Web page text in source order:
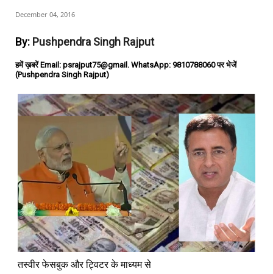
December 04, 2016
By: Pushpendra Singh Rajput
हमें ख़बरें Email: psrajput75@gmail. WhatsApp: 9810788060 पर भेजें
(Pushpendra Singh Rajput)
तस्वीर फेसबुक और ट्विटर के माध्यम से